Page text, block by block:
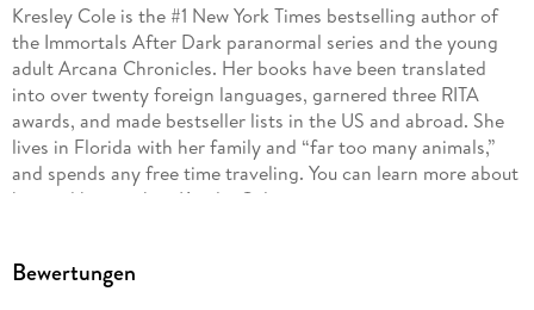
Kresley Cole is the #1 New York Times bestselling author of
the Immortals After Dark paranormal series and the young
adult Arcana Chronicles. Her books have been translated
into over twenty foreign languages, garnered three RITA
awards, and made bestseller lists in the US and abroad. She
lives in Florida with her family and “far too many animals,”
and spends any free time traveling. You can learn more about
her and her work at KresleyCole.com or
Bewertungen